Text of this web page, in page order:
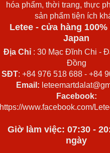
hóa phẩm, thời trang, thực
sản phẩm tiện ích
Letee - cửa hàng 100%
Japan
Địa Chỉ : 30 Mạc Đĩnh Chi -
Đồng
SĐT: +84 976 518 688 - +84
Email:
Facebook:
https://www.facebook.com/
Giờ làm việc: 07:30 -
ngày